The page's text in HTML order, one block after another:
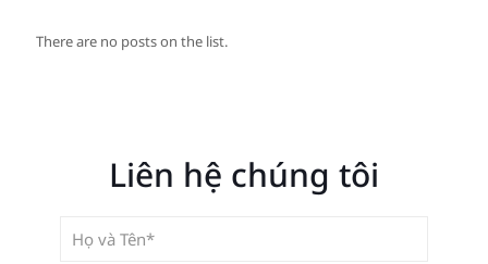
There are no posts on the list.
Liên hệ chúng tôi